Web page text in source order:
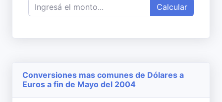
Calcular
Conversiones mas comunes de Dólares a
Euros a fin de Mayo del 2004